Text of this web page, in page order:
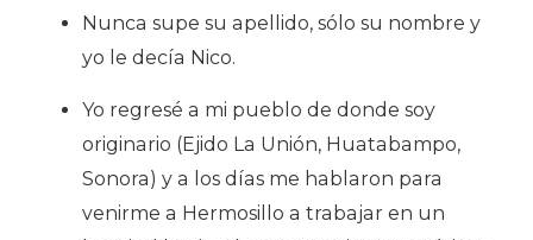
Nunca supe su apellido, sólo su nombre y
yo le decía Nico.
Yo regresé a mi pueblo de donde soy
originario (Ejido La Unión, Huatabampo,
Sonora) y a los días me hablaron para
venirme a Hermosillo a trabajar en un